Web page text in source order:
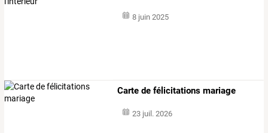
8 juin 2025
Carte de félicitations mariage
23 juil. 2026